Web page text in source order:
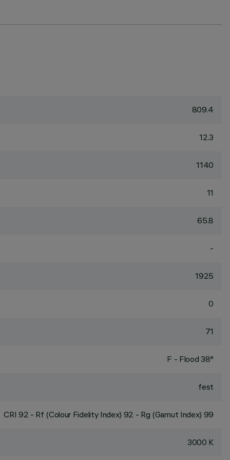
809.4
12.3
1140
11
65.8
-
1925
0
71
F - Flood 38°
fest
CRI 92 - Rf (Colour Fidelity Index) 92 - Rg (Gamut Index) 99
3000 K